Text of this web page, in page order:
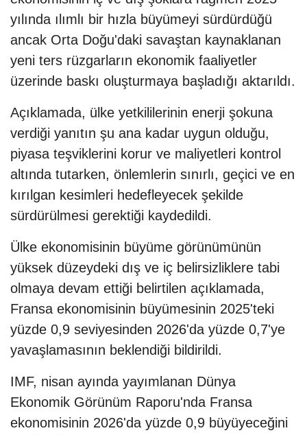
yılında ılımlı bir hızla büyümeyi sürdürdüğü
ancak Orta Doğu'daki savaştan kaynaklanan
yeni ters rüzgarların ekonomik faaliyetler
üzerinde baskı oluşturmaya başladığı aktarıldı.
Açıklamada, ülke yetkililerinin enerji şokuna
verdiği yanıtın şu ana kadar uygun olduğu,
piyasa teşviklerini korur ve maliyetleri kontrol
altında tutarken, önlemlerin sınırlı, geçici ve en
kırılgan kesimleri hedefleyecek şekilde
sürdürülmesi gerektiği kaydedildi.
Ülke ekonomisinin büyüme görünümünün
yüksek düzeydeki dış ve iç belirsizliklere tabi
olmaya devam ettiği belirtilen açıklamada,
Fransa ekonomisinin büyümesinin 2025'teki
yüzde 0,9 seviyesinden 2026'da yüzde 0,7'ye
yavaşlamasının beklendiği bildirildi.
IMF, nisan ayında yayımlanan Dünya
Ekonomik Görünüm Raporu'nda Fransa
ekonomisinin 2026'da yüzde 0,9 büyüyeceğini